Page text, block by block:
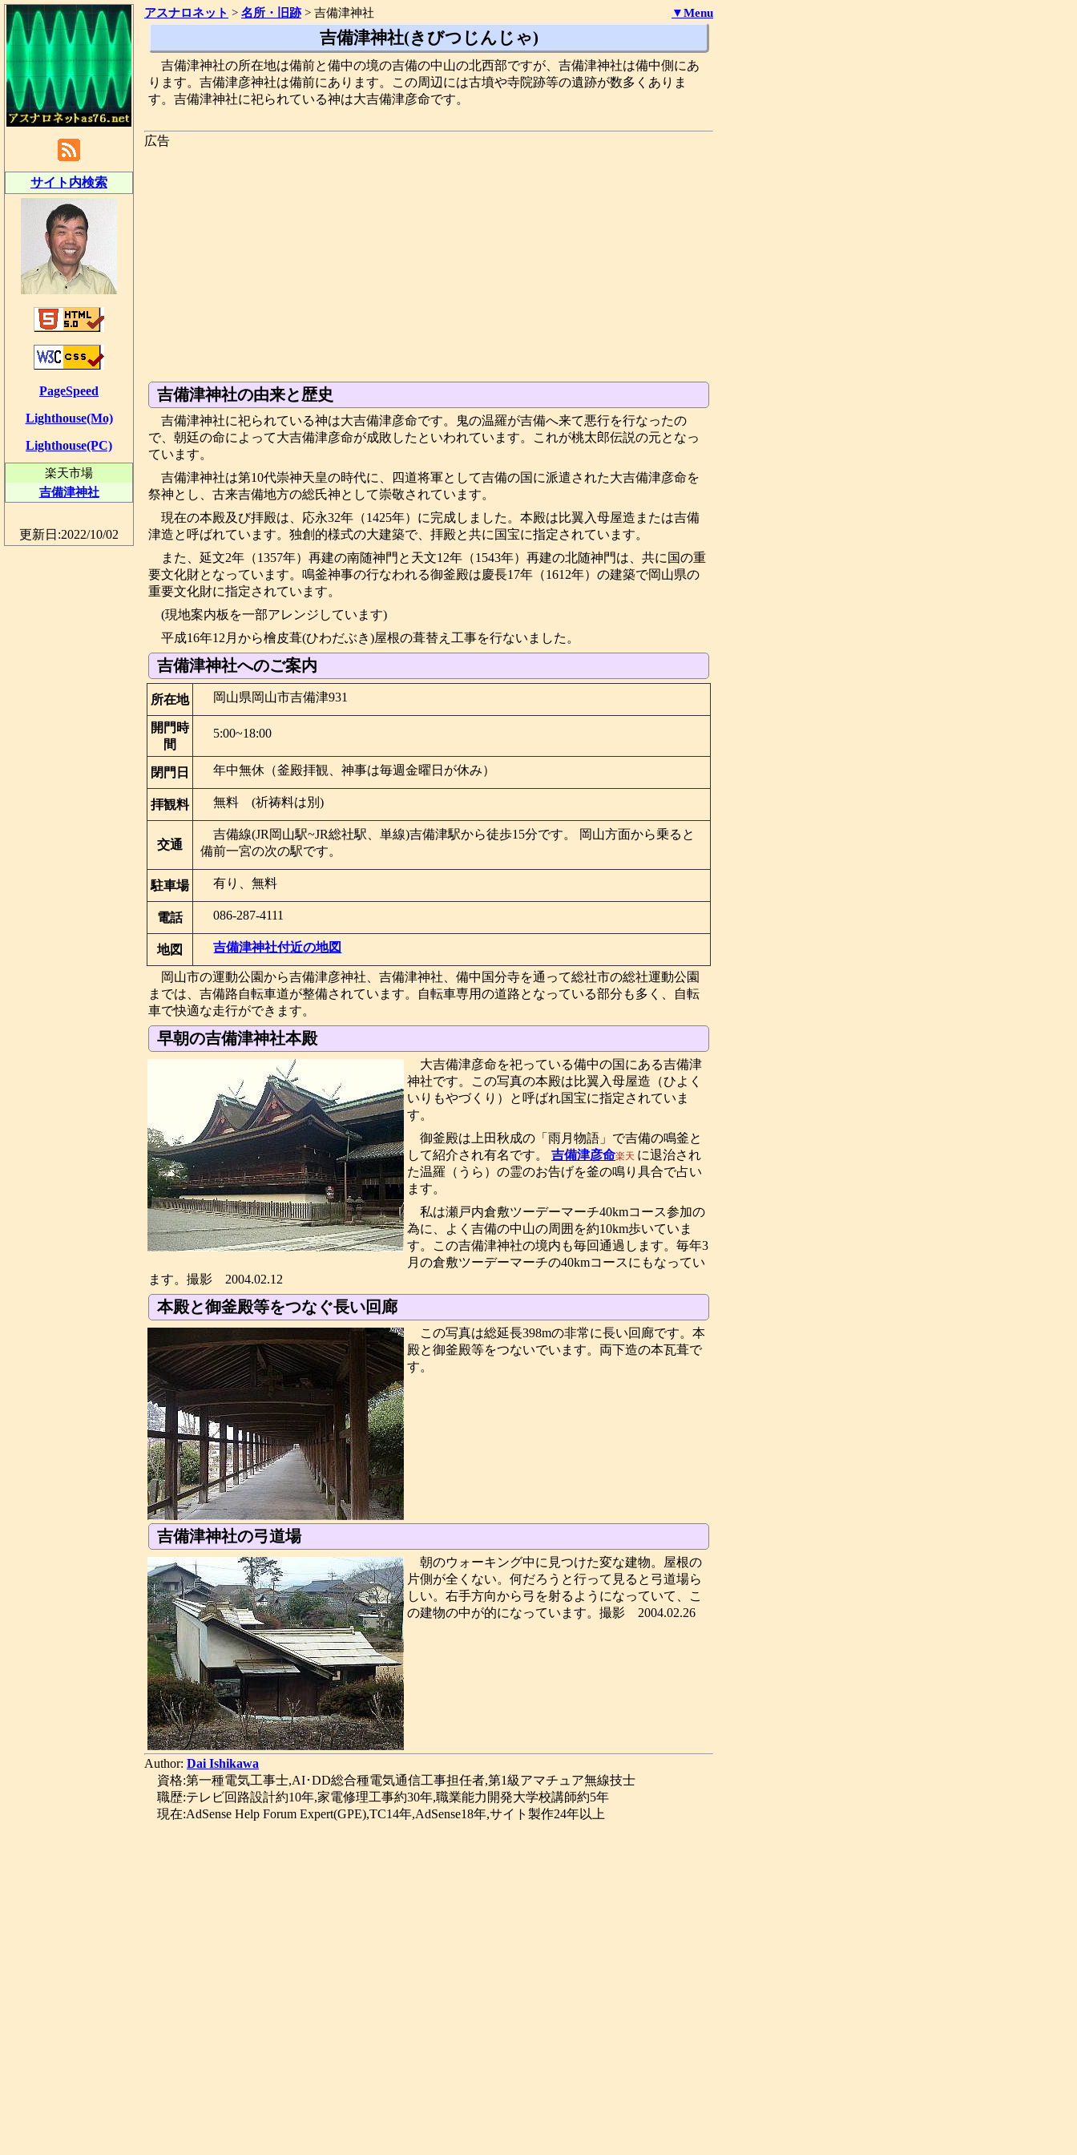
アスナロネット > 名所・旧跡 > 吉備津神社 ▼Menu
吉備津神社(きびつじんじゃ)
吉備津神社の所在地は備前と備中の境の吉備の中山の北西部ですが、吉備津神社は備中側にあ
ります。吉備津彦神社は備前にあります。この周辺には古墳や寺院跡等の遺跡が数多くありま
す。吉備津神社に祀られている神は大吉備津彦命です。
広告
吉備津神社の由来と歴史
吉備津神社に祀られている神は大吉備津彦命です。鬼の温羅が吉備へ来て悪行を行なったの
で、朝廷の命によって大吉備津彦命が成敗したといわれています。これが桃太郎伝説の元となっ
ています。
吉備津神社は第10代崇神天皇の時代に、四道将軍として吉備の国に派遣された大吉備津彦命を
祭神とし、古来吉備地方の総氏神として崇敬されています。
現在の本殿及び拝殿は、応永32年（1425年）に完成しました。本殿は比翼入母屋造または吉備
津造と呼ばれています。独創的様式の大建築で、拝殿と共に国宝に指定されています。
また、延文2年（1357年）再建の南随神門と天文12年（1543年）再建の北随神門は、共に国の重
要文化財となっています。鳴釜神事の行なわれる御釜殿は慶長17年（1612年）の建築で岡山県の
重要文化財に指定されています。
(現地案内板を一部アレンジしています)
平成16年12月から檜皮葺(ひわだぶき)屋根の葺替え工事を行ないました。
吉備津神社へのご案内
所在地
岡山県岡山市吉備津931
開門時
間
5:00~18:00
閉門日 年中無休（釜殿拝観、神事は毎週金曜日が休み）
拝観料 無料 (祈祷料は別)
交通
吉備線(JR岡山駅~JR総社駅、単線)吉備津駅から徒歩15分です。 岡山方面から乗ると
備前一宮の次の駅です。
駐車場 有り、無料
電話 086-287-4111
地図
吉備津神社付近の地図
岡山市の運動公園から吉備津彦神社、吉備津神社、備中国分寺を通って総社市の総社運動公園
までは、吉備路自転車道が整備されています。自転車専用の道路となっている部分も多く、自転
車で快適な走行ができます。
早朝の吉備津神社本殿
大吉備津彦命を祀っている備中の国にある吉備津
神社です。この写真の本殿は比翼入母屋造（ひよく
いりもやづくり）と呼ばれ国宝に指定されていま
す。
御釜殿は上田秋成の「雨月物語」で吉備の鳴釜と
して紹介され有名です。 吉備津彦命楽天 に退治され
た温羅（うら）の霊のお告げを釜の鳴り具合で占い
ます。
私は瀬戸内倉敷ツーデーマーチ40kmコース参加の
為に、よく吉備の中山の周囲を約10km歩いていま
す。この吉備津神社の境内も毎回通過します。毎年3
月の倉敷ツーデーマーチの40kmコースにもなってい
ます。撮影 2004.02.12
本殿と御釜殿等をつなぐ長い回廊
この写真は総延長398mの非常に長い回廊です。本
殿と御釜殿等をつないでいます。両下造の本瓦葺で
す。
吉備津神社の弓道場
朝のウォーキング中に見つけた変な建物。屋根の
片側が全くない。何だろうと行って見ると弓道場ら
しい。右手方向から弓を射るようになっていて、こ
の建物の中が的になっています。撮影 2004.02.26
Author: Dai Ishikawa
資格:第一種電気工事士,AI･DD総合種電気通信工事担任者,第1級アマチュア無線技士
職歴:テレビ回路設計約10年,家電修理工事約30年,職業能力開発大学校講師約5年
現在:AdSense Help Forum Expert(GPE),TC14年,AdSense18年,サイト製作24年以上
サイト内検索
PageSpeed
Lighthouse(Mo)
Lighthouse(PC)
楽天市場
吉備津神社
更新日:2022/10/02